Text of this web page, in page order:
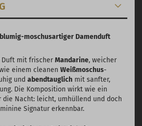
moschusartiger Damenduft
Duft mit frischerMandarine, weicher
einem cleanen Weißmoschus-
und abendtauglich mit sanfter,
Die Komposition wirkt wie ein
Nacht: leicht, umhüllend und doch
Signatur erkennbar.